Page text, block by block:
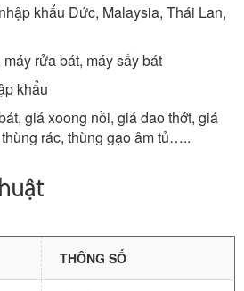
khẩu Đức, Malaysia, Thái Lan,
rửa bát, máy sấy bát
khẩu
giá xoong nồi, giá dao thớt, giá
rác, thùng gạo âm tủ…..
THÔNG SỐ